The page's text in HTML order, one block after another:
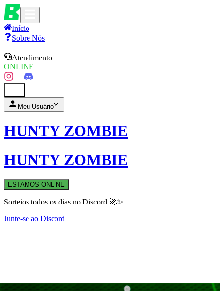
Início
Sobre Nós
Atendimento
ONLINE
Meu Usuário
HUNTY ZOMBIE
HUNTY ZOMBIE
ESTAMOS ONLINE
Sorteios todos os dias no Discord 🚀✨
Junte-se ao Discord